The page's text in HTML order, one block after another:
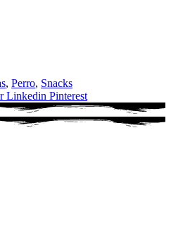
, Perro, Snacks
Linkedin Pinterest